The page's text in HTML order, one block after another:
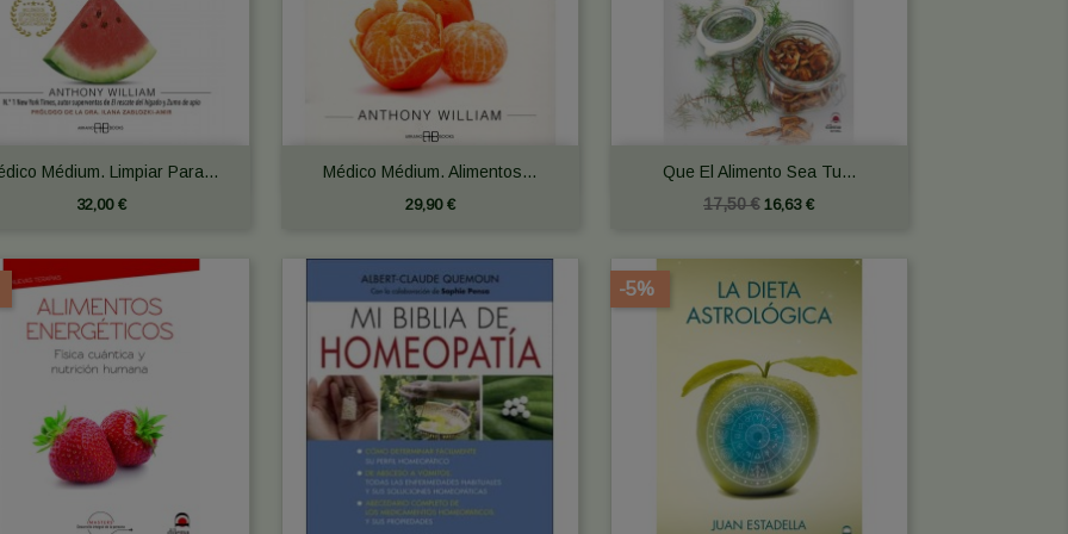
Médium. Limpiar Para...
32,00 €
Vista rápida Médico Médium. Alimentos...
29,90 €
Vista rápida
Que El Alimento Sea Tu...
17,50 € 16,63 €
Vista rápida
-5%